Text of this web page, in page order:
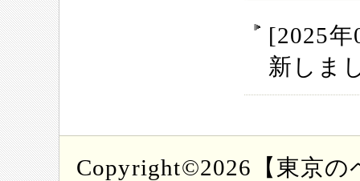
[2025
新しま
Copyright©2026【東京